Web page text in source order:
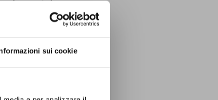
sui cookie
di Milano,
diffuso il
soltanto casi
che il